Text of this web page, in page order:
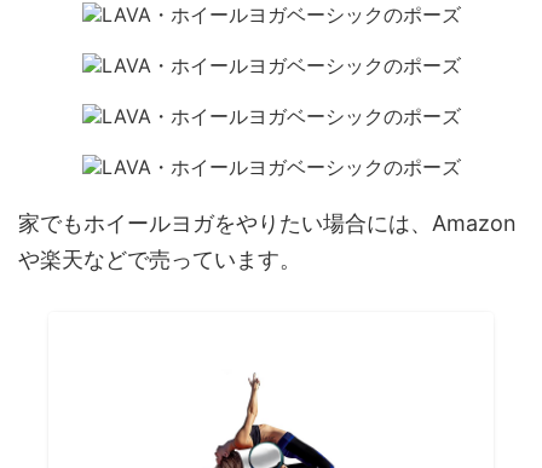
家でもホイールヨガをやりたい場合には、Amazon
や楽天などで売っています。